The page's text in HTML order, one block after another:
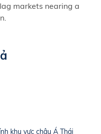
markets nearing a
khu vực châu Á Thái